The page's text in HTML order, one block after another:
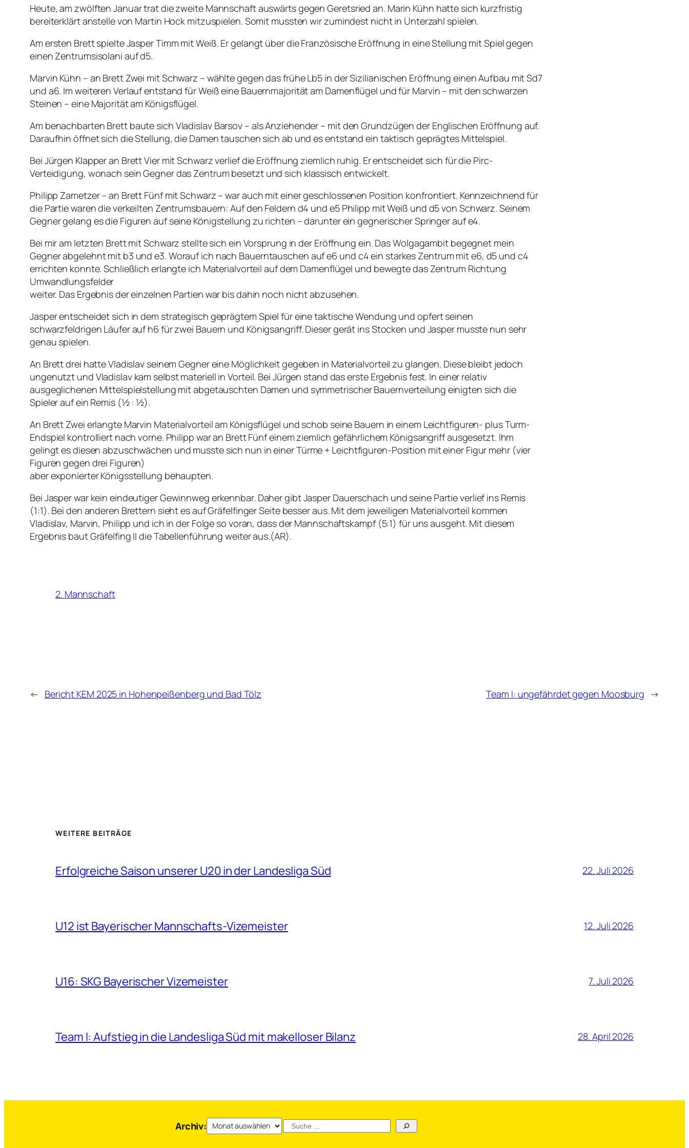
Heute, am zwölften Januar trat die zweite Mannschaft auswärts gegen Geretsried an. Marin Kühn hatte sich kurzfristig
bereiterklärt anstelle von Martin Hock mitzuspielen. Somit mussten wir zumindest nicht in Unterzahl spielen.
Am ersten Brett spielte Jasper Timm mit Weiß. Er gelangt über die Französische Eröffnung in eine Stellung mit Spiel gegen
einen Zentrumsisolani auf d5.
Marvin Kühn – an Brett Zwei mit Schwarz – wählte gegen das frühe Lb5 in der Sizilianischen Eröffnung einen Aufbau mit Sd7
und a6. Im weiteren Verlauf entstand für Weiß eine Bauernmajorität am Damenflügel und für Marvin – mit den schwarzen
Steinen – eine Majorität am Königsflügel.
Am benachbarten Brett baute sich Vladislav Barsov – als Anziehender – mit den Grundzügen der Englischen Eröffnung auf.
Daraufhin öffnet sich die Stellung, die Damen tauschen sich ab und es entstand ein taktisch geprägtes Mittelspiel.
Bei Jürgen Klapper an Brett Vier mit Schwarz verlief die Eröffnung ziemlich ruhig. Er entscheidet sich für die Pirc-
Verteidigung, wonach sein Gegner das Zentrum besetzt und sich klassisch entwickelt.
Philipp Zametzer – an Brett Fünf mit Schwarz – war auch mit einer geschlossenen Position konfrontiert. Kennzeichnend für
die Partie waren die verkeilten Zentrumsbauern: Auf den Feldern d4 und e5 Philipp mit Weiß und d5 von Schwarz. Seinem
Gegner gelang es die Figuren auf seine Königstellung zu richten – darunter ein gegnerischer Springer auf e4.
Bei mir am letzten Brett mit Schwarz stellte sich ein Vorsprung in der Eröffnung ein. Das Wolgagambit begegnet mein
Gegner abgelehnt mit b3 und e3. Worauf ich nach Bauerntauschen auf e6 und c4 ein starkes Zentrum mit e6, d5 und c4
errichten konnte. Schließlich erlangte ich Materialvorteil auf dem Damenflügel und bewegte das Zentrum Richtung
Umwandlungsfelder
weiter. Das Ergebnis der einzelnen Partien war bis dahin noch nicht abzusehen.
Jasper entscheidet sich in dem strategisch geprägtem Spiel für eine taktische Wendung und opfert seinen
schwarzfeldrigen Läufer auf h6 für zwei Bauern und Königsangriff. Dieser gerät ins Stocken und Jasper musste nun sehr
genau spielen.
An Brett drei hatte Vladislav seinem Gegner eine Möglichkeit gegeben in Materialvorteil zu glangen. Diese bleibt jedoch
ungenutzt und Vladislav kam selbst materiell in Vorteil. Bei Jürgen stand das erste Ergebnis fest. In einer relativ
ausgeglichenen Mittelspielstellung mit abgetauschten Damen und symmetrischer Bauernverteilung einigten sich die
Spieler auf ein Remis (½ : ½).
An Brett Zwei erlangte Marvin Materialvorteil am Königsflügel und schob seine Bauern in einem Leichtfiguren- plus Turm-
Endspiel kontrolliert nach vorne. Philipp war an Brett Fünf einem ziemlich gefährlichem Königsangriff ausgesetzt. Ihm
gelingt es diesen abzuschwächen und musste sich nun in einer Türme + Leichtfiguren-Position mit einer Figur mehr (vier
Figuren gegen drei Figuren)
aber exponierter Königsstellung behaupten.
Bei Jasper war kein eindeutiger Gewinnweg erkennbar. Daher gibt Jasper Dauerschach und seine Partie verlief ins Remis
(1:1). Bei den anderen Brettern sieht es auf Gräfelfinger Seite besser aus. Mit dem jeweiligen Materialvorteil kommen
Vladislav, Marvin, Philipp und ich in der Folge so voran, dass der Mannschaftskampf (5:1) für uns ausgeht. Mit diesem
Ergebnis baut Gräfelfing II die Tabellenführung weiter aus.(AR).
2. Mannschaft
← Bericht KEM 2025 in Hohenpeißenberg und Bad Tölz Team I: ungefährdet gegen Moosburg →
WEITERE BEITRÄGE
Erfolgreiche Saison unserer U20 in der Landesliga Süd 22. Juli 2026
U12 ist Bayerischer Mannschafts-Vizemeister 12. Juli 2026
U16: SKG Bayerischer Vizemeister 7. Juli 2026
Team I: Aufstieg in die Landesliga Süd mit makelloser Bilanz 28. April 2026
Archiv: Archiv Suchen